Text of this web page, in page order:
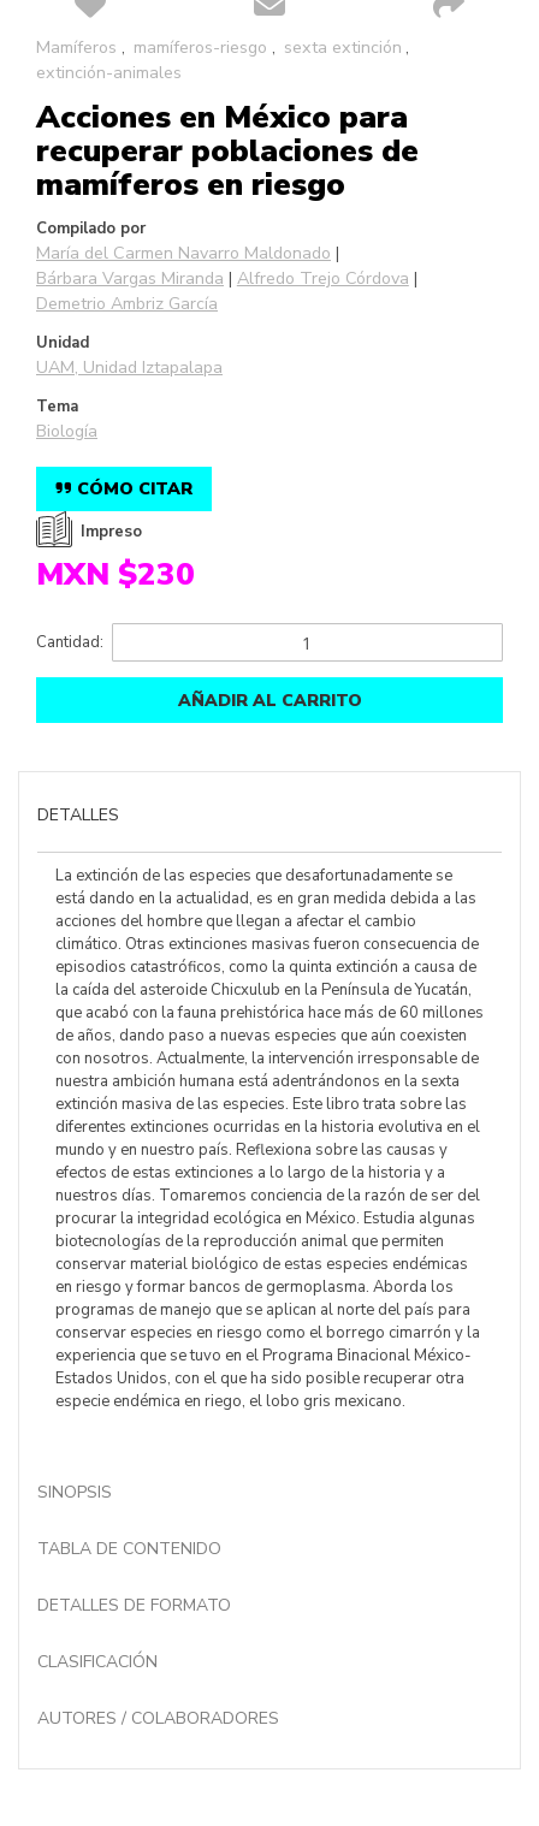
Saltar
galería
Mamíferos mamíferos-riesgo
sexta extinción
extinción-animales
Acciones en México para
recuperar poblaciones de
mamíferos en riesgo
Compilado por
María del Carmen Navarro Maldonado
Bárbara Vargas Miranda
Alfredo Trejo Córdova
Demetrio Ambriz García
Unidad
UAM, Unidad Iztapalapa
Tema
Biología
CÓMO CITAR
Impreso
MXN $230
Cantidad:
AÑADIR AL CARRITO
DETALLES
La extinción de las especies que desafortunadamente se
está dando en la actualidad, es en gran medida debida a las
acciones del hombre que llegan a afectar el cambio
climático. Otras extinciones masivas fueron consecuencia de
episodios catastróficos, como la quinta extinción a causa de
la caída del asteroide Chicxulub en la Península de Yucatán,
que acabó con la fauna prehistórica hace más de 60 millones
de años, dando paso a nuevas especies que aún coexisten
con nosotros. Actualmente, la intervención irresponsable de
nuestra ambición humana está adentrándonos en la sexta
extinción masiva de las especies. Este libro trata sobre las
diferentes extinciones ocurridas en la historia evolutiva en el
mundo y en nuestro país. Reflexiona sobre las causas y
efectos de estas extinciones a lo largo de la historia y a
nuestros días. Tomaremos conciencia de la razón de ser del
procurar la integridad ecológica en México. Estudia algunas
biotecnologías de la reproducción animal que permiten
conservar material biológico de estas especies endémicas
en riesgo y formar bancos de germoplasma. Aborda los
programas de manejo que se aplican al norte del país para
conservar especies en riesgo como el borrego cimarrón y la
experiencia que se tuvo en el Programa Binacional México-
Estados Unidos, con el que ha sido posible recuperar otra
especie endémica en riego, el lobo gris mexicano.
SINOPSIS
TABLA DE CONTENIDO
DETALLES DE FORMATO
CLASIFICACIÓN
AUTORES / COLABORADORES